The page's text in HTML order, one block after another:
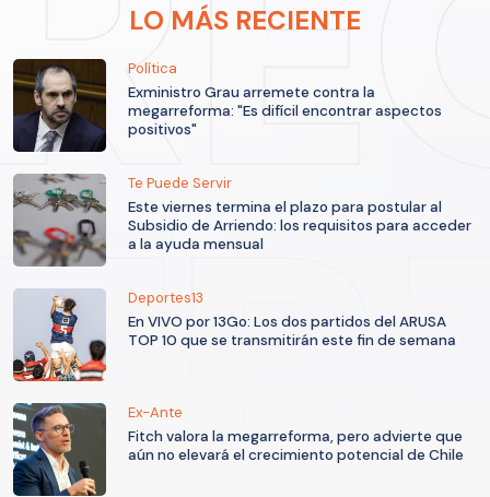
LO MÁS RECIENTE
Política
Exministro Grau arremete contra la
megarreforma: "Es difícil encontrar aspectos
positivos"
Te Puede Servir
Este viernes termina el plazo para postular al
Subsidio de Arriendo: los requisitos para acceder
a la ayuda mensual
Deportes13
En VIVO por 13Go: Los dos partidos del ARUSA
TOP 10 que se transmitirán este fin de semana
Ex-Ante
Fitch valora la megarreforma, pero advierte que
aún no elevará el crecimiento potencial de Chile